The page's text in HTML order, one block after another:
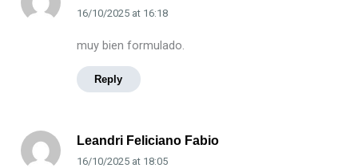
16/10/2025at 16:18
muy bien formulado.
Reply
Leandri Feliciano Fabio
16/10/2025at 18:05